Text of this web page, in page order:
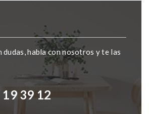
dudas, habla con nosotros y te las
39 12